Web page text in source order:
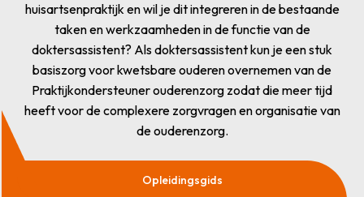
huisartsenpraktijk en wil je dit integreren in de bestaande
taken en werkzaamheden in de functie van de
doktersassistent? Als doktersassistent kun je een stuk
basiszorg voor kwetsbare ouderen overnemen van de
Praktijkondersteuner ouderenzorg zodat die meer tijd
heeft voor de complexere zorgvragen en organisatie van
de ouderenzorg.
Opleidingsgids